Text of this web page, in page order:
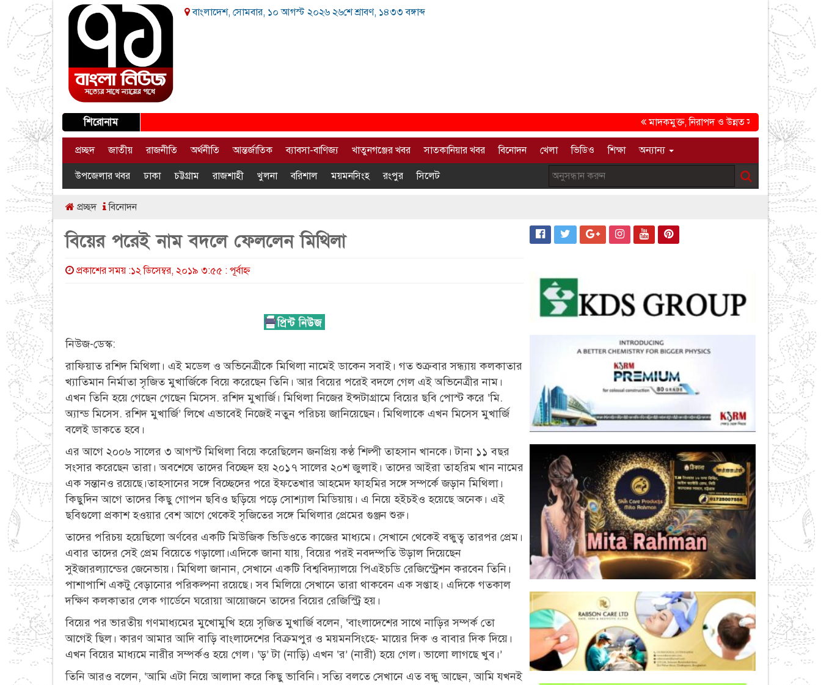
বাংলাদেশ, সোমবার, ১০ আগস্ট ২০২৬ ২৬শে শ্রাবণ, ১৪৩৩ বঙ্গাব্দ
শিরোনাম মাদকমুক্ত, নিরাপদ ও উন্নত সমাজ গড়ার প্রত্যয়ে
প্রচ্ছদ জাতীয় রাজনীতি অর্থনীতি আন্তর্জাতিক ব্যাবসা-বাণিজ্য খাতুনগঞ্জের খবর সাতকানিয়ার খবর বিনোদন খেলা ভিডিও শিক্ষা অন্যান্য
উপজেলার খবর ঢাকা চট্টগ্রাম রাজশাহী খুলনা বরিশাল ময়মনসিংহ রংপুর সিলেট
প্রচ্ছদ বিনোদন
বিয়ের পরেই নাম বদলে ফেললেন মিথিলা
প্রকাশের সময় :১২ ডিসেম্বর, ২০১৯ ৩:৫৫ : পূর্বাহ্ণ
নিউজ-ডেস্ক:
রাফিয়াত রশিদ মিথিলা। এই মডেল ও অভিনেত্রীকে মিথিলা নামেই ডাকেন সবাই। গত শুক্রবার সন্ধ্যায় কলকাতার
খ্যাতিমান নির্মাতা সৃজিত মুখার্জিকে বিয়ে করেছেন তিনি। আর বিয়ের পরেই বদলে গেল এই অভিনেত্রীর নাম।
এখন তিনি হয়ে গেছেন গেছেন মিসেস. রশিদ মুখার্জি। মিথিলা নিজের ইন্সটাগ্রামে বিয়ের ছবি পোস্ট করে ‘মি.
অ্যান্ড মিসেস. রশিদ মুখার্জি’ লিখে এভাবেই নিজেই নতুন পরিচয় জানিয়েছেন। মিথিলাকে এখন মিসেস মুখার্জি
বলেই ডাকতে হবে।
এর আগে ২০০৬ সালের ৩ আগস্ট মিথিলা বিয়ে করেছিলেন জনপ্রিয় কণ্ঠ শিল্পী তাহসান খানকে। টানা ১১ বছর
সংসার করেছেন তারা। অবশেষে তাদের বিচ্ছেদ হয় ২০১৭ সালের ২০শ জুলাই। তাদের আইরা তাহরিম খান নামের
এক সন্তানও রয়েছে।তাহসানের সঙ্গে বিচ্ছেদের পরে ইফতেখার আহমেদ ফাহমির সঙ্গে সম্পর্কে জড়ান মিথিলা।
কিছুদিন আগে তাদের কিছু গোপন ছবিও ছড়িয়ে পড়ে সোশ্যাল মিডিয়ায়। এ নিয়ে হইচইও হয়েছে অনেক। এই
ছবিগুলো প্রকাশ হওয়ার বেশ আগে থেকেই সৃজিতের সঙ্গে মিথিলার প্রেমের গুঞ্জন শুরু।
তাদের পরিচয় হয়েছিলো অর্ণবের একটি মিউজিক ভিডিওতে কাজের মাধ্যমে। সেখানে থেকেই বন্ধুত্ব তারপর প্রেম।
এবার তাদের সেই প্রেম বিয়েতে গড়ালো।এদিকে জানা যায়, বিয়ের পরই নবদম্পতি উড়াল দিয়েছেন
সুইজারল্যান্ডের জেনেভায়। মিথিলা জানান, সেখানে একটি বিশ্ববিদ্যালয়ে পিএইচডি রেজিস্ট্রেশন করবেন তিনি।
পাশাপাশি একটু বেড়ানোর পরিকল্পনা রয়েছে। সব মিলিয়ে সেখানে তারা থাকবেন এক সপ্তাহ। ‌এদিকে গতকাল
দক্ষিণ কলকাতার লেক গার্ডেনে ঘরোয়া আয়োজনে তাদের বিয়ের রেজিস্ট্রি হয়।
বিয়ের পর ভারতীয় গণমাধ্যমের মুখোমুখি হয়ে সৃজিত মুখার্জি বলেন, ‘বাংলাদেশের সাথে নাড়ির সম্পর্ক তো
আগেই ছিল। কারণ আমার আদি বাড়ি বাংলাদেশের বিক্রমপুর ও ময়মনসিংহে- মায়ের দিক ও বাবার দিক দিয়ে।
এখন বিয়ের মাধ্যমে নারীর সম্পর্কও হয়ে গেল। ‘ড়’ টা (নাড়ি) এখন ‘র’ (নারী) হয়ে গেল। ভালো লাগছে খুব।’
তিনি আরও বলেন, ‘আমি এটা নিয়ে আলাদা করে কিছু ভাবিনি। সত্যি বলতে সেখানে এত বন্ধু আছেন, আমি যখনই